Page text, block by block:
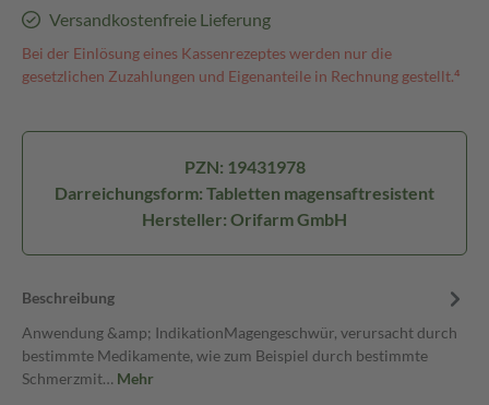
Versandkostenfreie Lieferung
Bei der Einlösung eines Kassenrezeptes werden nur die
gesetzlichen Zuzahlungen und Eigenanteile in Rechnung gestellt.⁴
PZN: 19431978
Darreichungsform: Tabletten magensaftresistent
Hersteller: Orifarm GmbH
Beschreibung
Anwendung &amp; IndikationMagengeschwür, verursacht durch
bestimmte Medikamente, wie zum Beispiel durch bestimmte
Schmerzmit… Mehr